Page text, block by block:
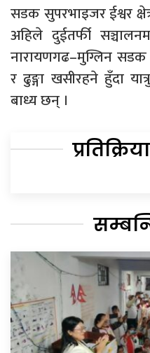
सडक सुपरभाइजर ईश्वर
अहिले दुईतर्फी
नारायणगढ–मुग्लिन
र ढुङ्गा खसीरहने हुँदा
बाध्य छन् ।